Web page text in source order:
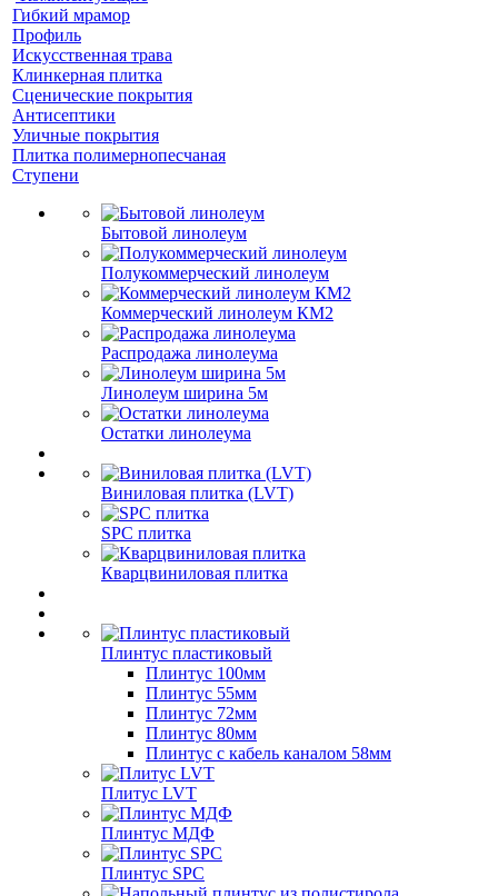
Гибкий мрамор
Профиль
Искусственная трава
Клинкерная плитка
Сценические покрытия
Антисептики
Уличные покрытия
Плитка полимернопесчаная
Ступени
Бытовой линолеум
Полукоммерческий линолеум
Коммерческий линолеум КМ2
Распродажа линолеума
Линолеум ширина 5м
Остатки линолеума
Виниловая плитка (LVT)
SPC плитка
Кварцвиниловая плитка
Плинтус пластиковый
Плинтус 100мм
Плинтус 55мм
Плинтус 72мм
Плинтус 80мм
Плинтус с кабель каналом 58мм
Плитус LVT
Плинтус МДФ
Плинтус SPC